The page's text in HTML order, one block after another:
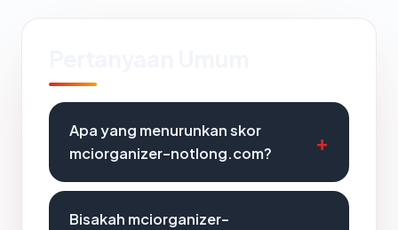
Apa yang menurunkan skor
mciorganizer-notlong.com?
Bisakah mciorganizer-